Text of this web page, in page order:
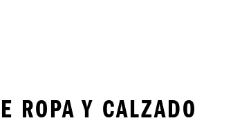
ROPA Y CALZADO